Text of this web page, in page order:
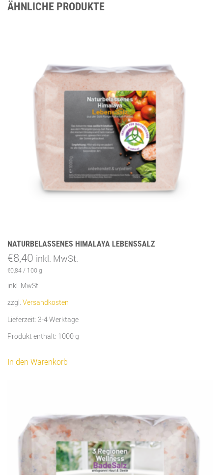
ÄHNLICHE PRODUKTE
NATURBELASSENES HIMALAYA LEBENSSALZ
€8,40 inkl. MwSt.
€0,84 / 100g
inkl. MwSt.
zzgl. Versandkosten
Lieferzeit: 3-4 Werktage
Produkt enthält: 1000g
In den Warenkorb